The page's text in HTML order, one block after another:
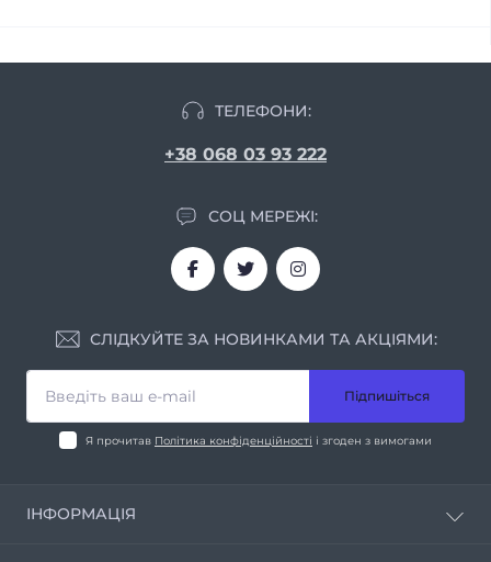
ТЕЛЕФОНИ:
+38 068 03 93 222
СОЦ МЕРЕЖІ:
СЛІДКУЙТЕ ЗА НОВИНКАМИ ТА АКЦІЯМИ:
Підпишіться
Я прочитав Політика конфіденційності і згоден з вимогами
ІНФОРМАЦІЯ